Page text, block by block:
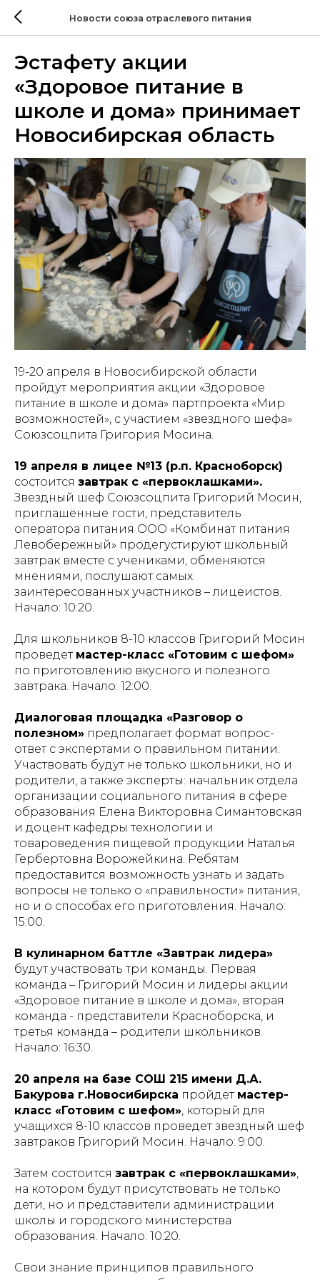
Новости союза отраслевого питания
Эстафету акции
«Здоровое питание в
школе и дома» принимает
Новосибирская область
19-20 апреля в Новосибирской области
пройдут мероприятия акции «Здоровое
питание в школе и дома» партпроекта «Мир
возможностей», с участием «звездного шефа»
Союзсоцпита Григория Мосина.
19 апреля в лицее №13 (р.п. Красноборск)
состоится завтрак с «первоклашками».
Звездный шеф Союзсоцпита Григорий Мосин,
приглашённые гости, представитель
оператора питания ООО «Комбинат питания
Левобережный» продегустируют школьный
завтрак вместе с учениками, обменяются
мнениями, послушают самых
заинтересованных участников – лицеистов.
Начало: 10:20.
Для школьников 8-10 классов Григорий Мосин
проведет мастер-класс «Готовим с шефом»
по приготовлению вкусного и полезного
завтрака. Начало: 12:00.
Диалоговая площадка «Разговор о
полезном» предполагает формат вопрос-
ответ с экспертами о правильном питании.
Участвовать будут не только школьники, но и
родители, а также эксперты: начальник отдела
организации социального питания в сфере
образования Елена Викторовна Симантовская
и доцент кафедры технологии и
товароведения пищевой продукции Наталья
Гербертовна Ворожейкина. Ребятам
предоставится возможность узнать и задать
вопросы не только о «правильности» питания,
но и о способах его приготовления. Начало:
15:00.
В кулинарном баттле «Завтрак лидера»
будут участвовать три команды. Первая
команда – Григорий Мосин и лидеры акции
«Здоровое питание в школе и дома», вторая
команда - представители Красноборска, и
третья команда – родители школьников.
Начало: 16:30.
20 апреля на базе СОШ 215 имени Д.А.
Бакурова г.Новосибирска пройдет мастер-
класс «Готовим с шефом», который для
учащихся 8-10 классов проведет звездный шеф
завтраков Григорий Мосин. Начало: 9:00.
Затем состоится завтрак с «первоклашками»,
на котором будут присутствовать не только
дети, но и представители администрации
школы и городского министерства
образования. Начало: 10:20.
Свои знание принципов правильного